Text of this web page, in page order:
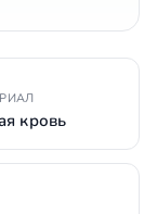
кровь